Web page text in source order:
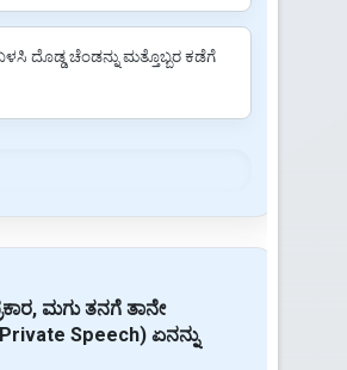
ದೊಡ್ಡ ಚೆಂಡನ್ನು ಮತ್ತೊಬ್ಬರ ಕಡೆಗೆ
ಮಗು ತನಗೆ ತಾನೇ
Speech) ಏನನ್ನು